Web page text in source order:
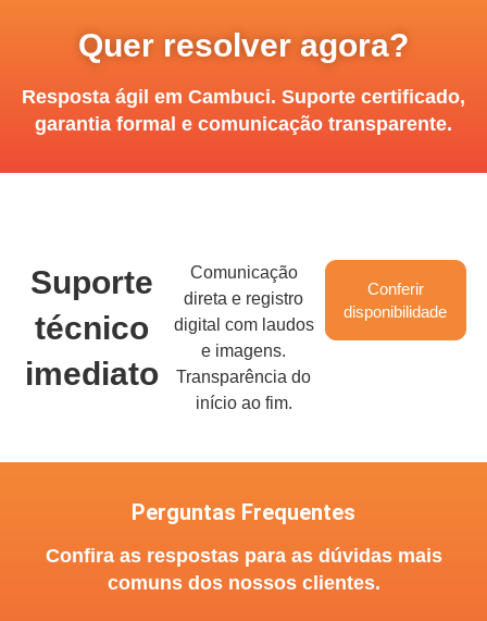
Quer resolver agora?
Resposta ágil em Cambuci. Suporte certificado,
garantia formal e comunicação transparente.
Suporte
técnico
imediato
Comunicação
direta e registro
digital com laudos
e imagens.
Transparência do
início ao fim.
Conferir
disponibilidade
Perguntas Frequentes
Confira as respostas para as dúvidas mais
comuns dos nossos clientes.